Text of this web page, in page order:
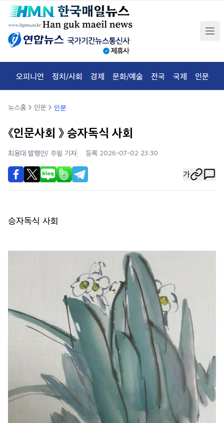
오피니언 정치/사회 경제 문화/예술 전국 국제 인문
뉴스홈 인문 인문
《인문사회 》 승자독식 사회
최용대 발행인/ 주필 기자 등록 2026-07-02 23:30
가
승자독식 사회